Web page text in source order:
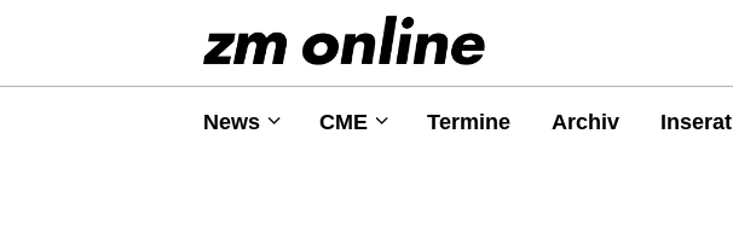
News CME Termine Archiv Inserat